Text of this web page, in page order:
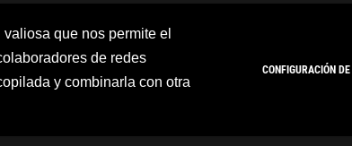
que nos permite el
de redes
y combinarla con otra
CONFIGURACIÓN
Política de cookies Política de privacidad